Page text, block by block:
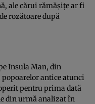
ale cărui rămășițe ar fi
rozătoare după
Insula Man, din
antice atunci
pentru prima dată
din urmă analizat în